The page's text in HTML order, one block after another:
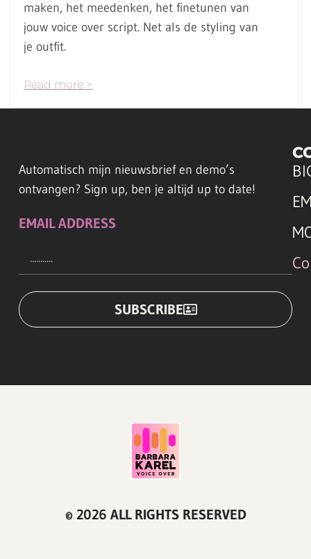
maken, het meedenken, het finetunen van
jouw voice over script. Net als de styling van
je outfit.
Read more >
© 2026 ALL RIGHTS RESERVED
Automatisch mijn nieuwsbrief en demo’s
ontvangen? Sign up, ben je altijd up to date!
EMAIL ADDRESS
SUBSCRIBE